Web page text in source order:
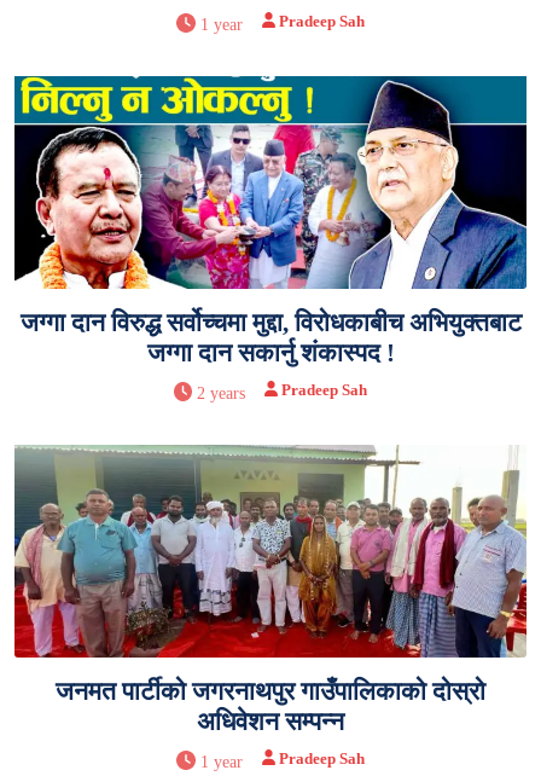
1 year Pradeep Sah
जग्गा दान विरुद्ध सर्वोच्चमा मुद्दा, विरोधकाबीच अभियुक्तबाट
जग्गा दान सकार्नु शंकास्पद !
2 years Pradeep Sah
जनमत पार्टीको जगरनाथपुर गाउँपालिकाको दोस्रो
अधिवेशन सम्पन्न
1 year Pradeep Sah